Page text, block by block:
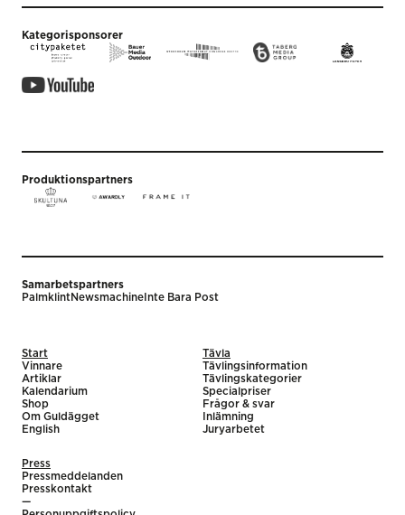
Kategorisponsorer
Produktionspartners
Samarbetspartners
PalmklintNewsmachine Inte Bara Post
Start
Vinnare
Artiklar
Kalendarium
Shop
Om Guldägget
English
Tävla
Tävlingsinformation
Tävlingskategorier
Specialpriser
Frågor & svar
Inlämning
Juryarbetet
Press
Pressmeddelanden
Presskontakt
—